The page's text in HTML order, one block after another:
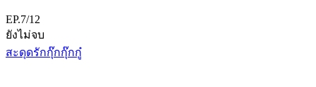
EP.7/12
ยังไม่จบ
สะดุดรักกุ๊กกุ๊กกู๋